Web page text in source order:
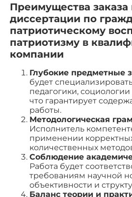
Преимущества заказа
диссертации по
патриотическому
патриотизму в
компании
Глубокие предметные
будет
педагогики,
что гарантирует
работы.
Методологическая
Исполнитель
применении
количественных
Соблюдение
Работа будет
требованиям научной
объективности и
Баланс теории и